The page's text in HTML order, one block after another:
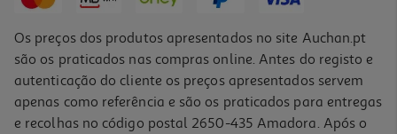
Os preços dos produtos apresentados no site Auchan.pt
são os praticados nas compras online. Antes do registo e
autenticação do cliente os preços apresentados servem
apenas como referência e são os praticados para entregas
e recolhas no código postal 2650-435 Amadora. Após o